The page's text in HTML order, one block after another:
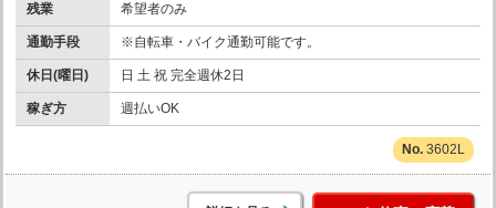
残業 希望者のみ
通勤手段 ※自転車・バイク通勤可能です。
休日(曜日) 日 土 祝 完全週休2日
稼ぎ方 週払いOK
3602L